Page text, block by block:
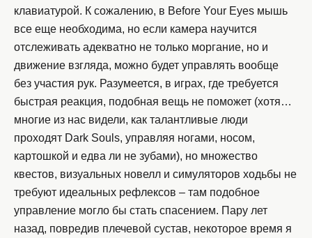
клавиатурой. К сожалению, в Before Your Eyes мышь
все еще необходима, но если камера научится
отслеживать адекватно не только моргание, но и
движение взгляда, можно будет управлять вообще
без участия рук. Разумеется, в играх, где требуется
быстрая реакция, подобная вещь не поможет (хотя…
многие из нас видели, как талантливые люди
проходят Dark Souls, управляя ногами, носом,
картошкой и едва ли не зубами), но множество
квестов, визуальных новелл и симуляторов ходьбы не
требуют идеальных рефлексов – там подобное
управление могло бы стать спасением. Пару лет
назад, повредив плечевой сустав, некоторое время я